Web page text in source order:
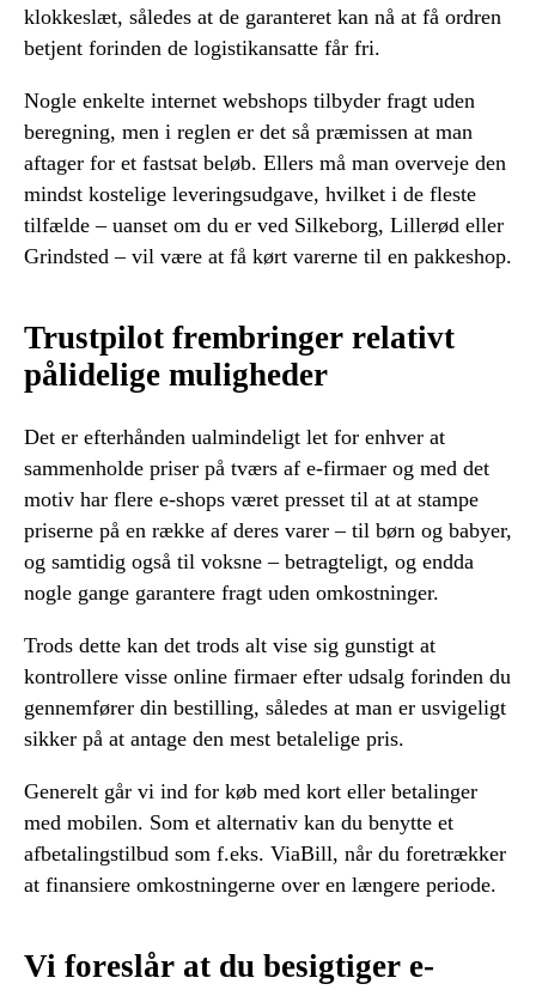
klokkeslæt, således at de garanteret kan nå at få ordren
betjent forinden de logistikansatte får fri.
Nogle enkelte internet webshops tilbyder fragt uden
beregning, men i reglen er det så præmissen at man
aftager for et fastsat beløb. Ellers må man overveje den
mindst kostelige leveringsudgave, hvilket i de fleste
tilfælde – uanset om du er ved Silkeborg, Lillerød eller
Grindsted – vil være at få kørt varerne til en pakkeshop.
Trustpilot frembringer relativt
pålidelige muligheder
Det er efterhånden ualmindeligt let for enhver at
sammenholde priser på tværs af e-firmaer og med det
motiv har flere e-shops været presset til at at stampe
priserne på en række af deres varer – til børn og babyer,
og samtidig også til voksne – betragteligt, og endda
nogle gange garantere fragt uden omkostninger.
Trods dette kan det trods alt vise sig gunstigt at
kontrollere visse online firmaer efter udsalg forinden du
gennemfører din bestilling, således at man er usvigeligt
sikker på at antage den mest betalelige pris.
Generelt går vi ind for køb med kort eller betalinger
med mobilen. Som et alternativ kan du benytte et
afbetalingstilbud som f.eks. ViaBill, når du foretrækker
at finansiere omkostningerne over en længere periode.
Vi foreslår at du besigtiger e-